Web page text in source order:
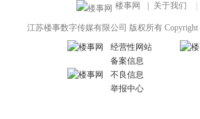
楼事网 关于我们
江苏楼事数字传媒有限公司 版权所有 Copyright
经营性网站
备案信息
不良信息
举报中心